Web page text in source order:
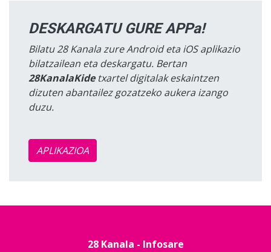
DESKARGATU GURE APPa!
Bilatu 28 Kanala zure Android eta iOS aplikazio
bilatzailean eta deskargatu. Bertan
28KanalaKidetxartel digitalak eskaintzen
dizuten abantailez gozatzeko aukera izango
duzu.
APLIKAZIOA
28 Kanala - Infosare